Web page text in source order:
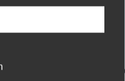
besteht. Zwingende
- bleiben
unsere Website